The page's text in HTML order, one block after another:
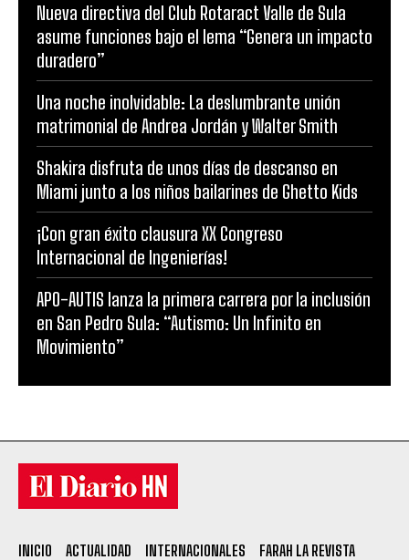
Nueva directiva del Club Rotaract Valle de Sula
asume funciones bajo el lema “Genera un impacto
duradero”
Una noche inolvidable: La deslumbrante unión
matrimonial de Andrea Jordán y Walter Smith
Shakira disfruta de unos días de descanso en
Miami junto a los niños bailarines de Ghetto Kids
¡Con gran éxito clausura XX Congreso
Internacional de Ingenierías!
APO-AUTIS lanza la primera carrera por la inclusión
en San Pedro Sula: “Autismo: Un Infinito en
Movimiento”
INICIO ACTUALIDAD INTERNACIONALES
FARAH LA REVISTA